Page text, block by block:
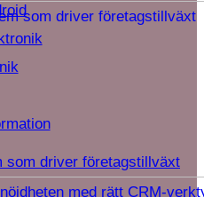
som driver företagstillväxt